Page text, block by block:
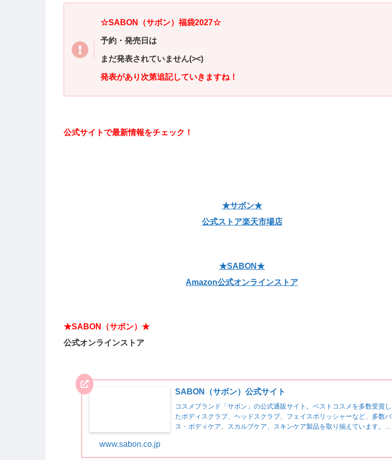
☆SABON（サボン） 福袋2027☆
予約・発売日は
まだ発表されていません(><)
発表があり次第追記していきますね！
公式サイトで最新情報をチェック！
★サボン★
公式ストア楽天市場店
★SABON★
Amazon公式オンラインストア
★SABON（サボン） ★
公式オンラインストア
SABON（サボン）公式サイト
コスメブランド「サボン」の公式通販サイト。ベストコスメを多数受賞し
たボディスクラブ、ヘッドスクラブ、フェイスポリッシャーなど、多数バ
ス・ボディケア、スカルプケア、スキンケア製品を取り揃えています。厳
www.sabon.co.jp